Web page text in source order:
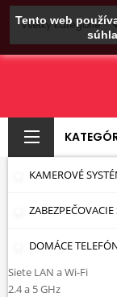
Tento web
KAMEROVÉ
ZABEZPEČOVACIE
DOMÁCE
Siete LAN a Wi-Fi
2.4 a 5 GHz
Úvodná Stránka